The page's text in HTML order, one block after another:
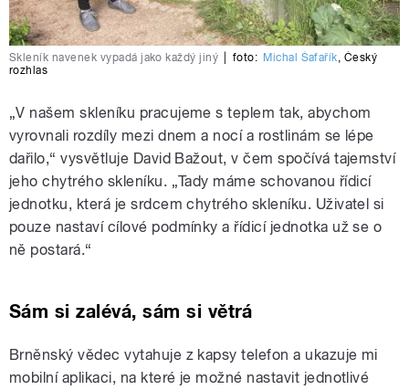
Skleník navenek vypadá jako každý jiný foto: Michal Šafařík Český
rozhlas
„V našem skleníku pracujeme s teplem tak, abychom
vyrovnali rozdíly mezi dnem a nocí a rostlinám se lépe
dařilo,“ vysvětluje David Bažout, v čem spočívá tajemství
jeho chytrého skleníku. „Tady máme schovanou řídicí
jednotku, která je srdcem chytrého skleníku. Uživatel si
pouze nastaví cílové podmínky a řídicí jednotka už se o
ně postará.“
Sám si zalévá, sám si větrá
Brněnský vědec vytahuje z kapsy telefon a ukazuje mi
mobilní aplikaci, na které je možné nastavit jednotlivé